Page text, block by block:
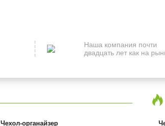
Наша компания почти
двадцать лет как на
Чехол-органайзер